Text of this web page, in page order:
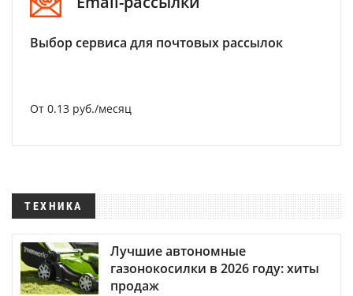
Выбор сервиса для почтовых рассылок
От 0.13 руб./месяц
ТЕХНИКА
Лучшие автономные
газонокосилки в 2026 году: хиты
продаж